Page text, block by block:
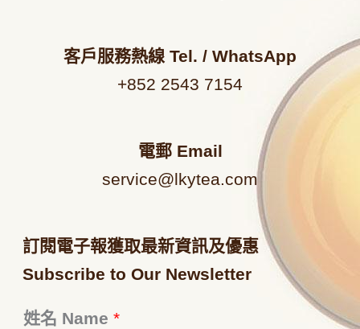
客戶服務熱線 Tel. / WhatsApp
+852 2543 7154
電郵 Email
service@lkytea.com
訂閱電子報獲取最新資訊及優惠
Subscribe to Our Newsletter
姓名 Name *